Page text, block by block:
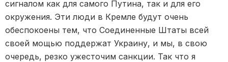
сигналом как для самого Путина, так и для его
окружения. Эти люди в Кремле будут очень
обеспокоены тем, что Соединенные Штаты всей
своей мощью поддержат Украину, и мы, в свою
очередь, резко ужесточим санкции. Так что я